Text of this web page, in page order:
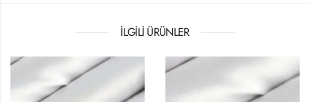
İLGILI ÜRÜNLER